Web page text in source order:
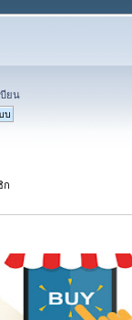
บียน
ก